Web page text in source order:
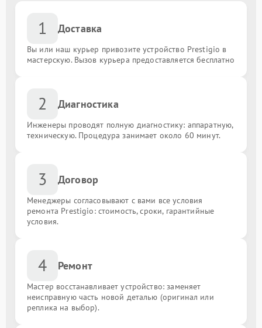
1 Доставка
Вы или наш курьер привозите устройство Prestigio в
мастерскую. Вызов курьера предоставляется бесплатно
2 Диагностика
Инженеры проводят полную диагностику: аппаратную,
техническую. Процедура занимает около 60 минут.
3 Договор
Менеджеры согласовывают с вами все условия
ремонта Prestigio: стоимость, сроки, гарантийные
условия.
4 Ремонт
Мастер восстанавливает устройство: заменяет
неисправную часть новой деталью (оригинал или
реплика на выбор).